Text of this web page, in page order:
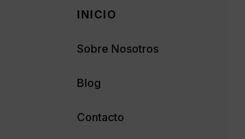
INICIO
Sobre Nosotros
Blog
Contacto